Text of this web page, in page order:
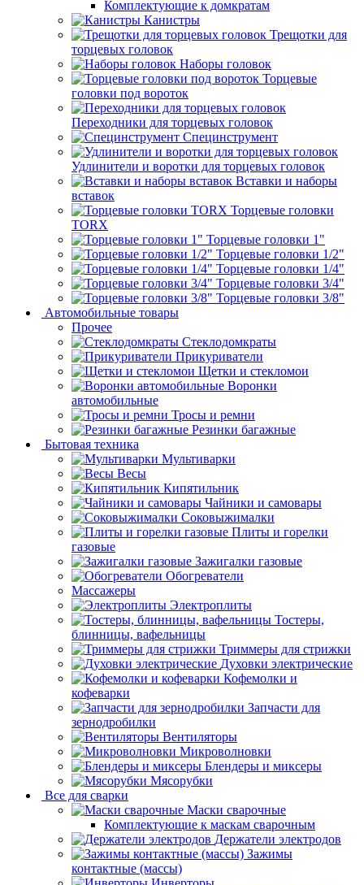
Комплектующие к домкратам
Канистры
Трещотки для
торцевых головок
Наборы головок
Торцевые
головки под вороток
Переходники для торцевых головок
Специнструмент
Удлинители и воротки для торцевых головок
Вставки и наборы
вставок
Торцевые головки
TORX
Торцевые головки 1"
Торцевые головки 1/2"
Торцевые головки 1/4"
Торцевые головки 3/4"
Торцевые головки 3/8"
Автомобильные товары
Прочее
Стеклодомкраты
Прикуриватели
Щетки и стекломои
Воронки
автомобильные
Тросы и ремни
Резинки багажные
Бытовая техника
Мультиварки
Весы
Кипятильник
Чайники и самовары
Соковыжималки
Плиты и горелки
газовые
Зажигалки газовые
Обогреватели
Массажеры
Электроплиты
Тостеры,
блинницы, вафельницы
Триммеры для стрижки
Духовки электрические
Кофемолки и
кофеварки
Запчасти для
зернодробилки
Вентиляторы
Микроволновки
Блендеры и миксеры
Мясорубки
Все для сварки
Маски сварочные
Комплектующие к маскам сварочным
Держатели электродов
Зажимы
контактные (массы)